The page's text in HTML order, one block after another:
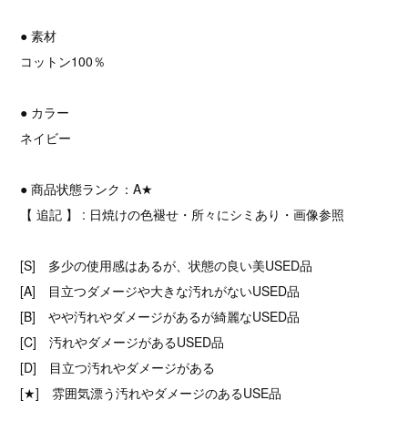
● 素材
コットン100％
● カラー
ネイビー
● 商品状態ランク：A★
【 追記 】 : 日焼けの色褪せ・所々にシミあり・画像参照
[S] 多少の使用感はあるが、状態の良い美USED品
[A] 目立つダメージや大きな汚れがないUSED品
[B] やや汚れやダメージがあるが綺麗なUSED品
[C] 汚れやダメージがあるUSED品
[D] 目立つ汚れやダメージがある
[★] 雰囲気漂う汚れやダメージのあるUSE品